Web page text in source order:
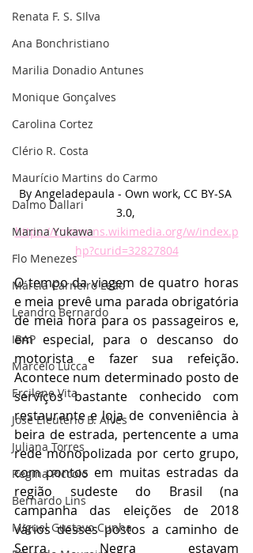
Renata F. S. SIlva
Ana Bonchristiano
Marilia Donadio Antunes
Monique Gonçalves
Carolina Cortez
Clério R. Costa
Maurício Martins do Carmo
Dalmo Dallari
Marina Yukawa
Flo Menezes
Márcia Carneiro Leão
Leandro Bernardo
IBAP
Marcelo Lucca
Ercilene Vita
José Eleutério B. Alves
Juliana Torres
Regina Piccolo
Bernardo Lins
Miguel Gustavo Cunha
By Angeladepaula - Own work, CC BY-SA
3.0,
https://commons.wikimedia.org/w/index.p
hp?curid=32827804
O tempo da viagem de quatro horas
e meia prevê uma parada obrigatória
de meia hora para os passageiros e,
em especial, para o descanso do
motorista e fazer sua refeição.
Acontece num determinado posto de
serviços bastante conhecido com
restaurante e loja de conveniência à
beira de estrada, pertencente a uma
rede monopolizada por certo grupo,
com pontos em muitas estradas da
região sudeste do Brasil (na
campanha das eleições de 2018
vários desses postos a caminho de
Serra Negra estavam